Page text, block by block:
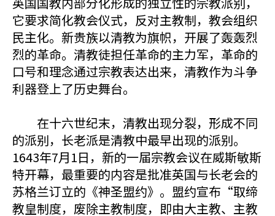
它要求简化教会仪式，反对主教制，教会组织
民主化。新贵族以清教为旗帜，开展了轰轰烈
烈的革命。清教徒担任革命的主力军，革命的
口号和理念通过宗教表达出来，清教作为斗争
利器登上了历史舞台。
在十六世纪末，清教出现分裂，形成不同
的派别，长老派是清教中最早出现的派别。
1643年7月1日，新的一届宗教会议在威斯敏斯
特开幕，最重要的内容是批准英国与长老会的
苏格兰订立的《神圣盟约》。盟约宣布“取缔
教皇制度，废除主教制度，即由大主教、主教